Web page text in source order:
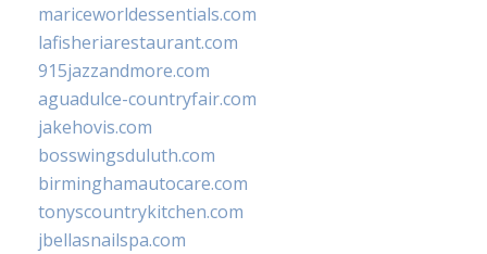
mariceworldessentials.com
lafisheriarestaurant.com
915jazzandmore.com
aguadulce-countryfair.com
jakehovis.com
bosswingsduluth.com
birminghamautocare.com
tonyscountrykitchen.com
jbellasnailspa.com